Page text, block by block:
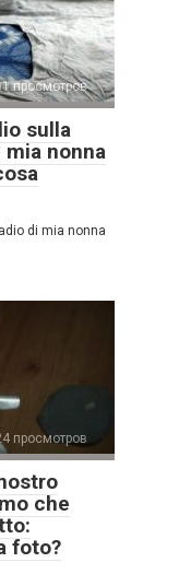
просмотров
sulla
mia nonna
di mia nonna
просмотров
che
foto?